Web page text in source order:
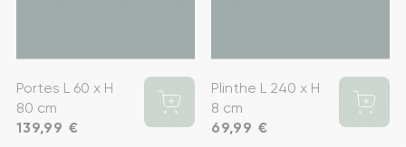
Portes L 60 x H
80 cm
Prix
139,99 €
Plinthe L 240 x H
8 cm
Prix
69,99 €